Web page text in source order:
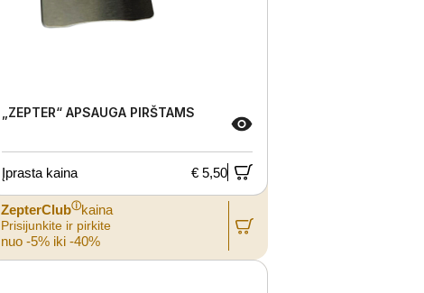
„ZEPTER“ APSAUGA PIRŠTAMS
Įprasta kaina € 5,50
ZepterClubⓘkaina
Prisijunkite ir pirkite
nuo -5% iki -40%